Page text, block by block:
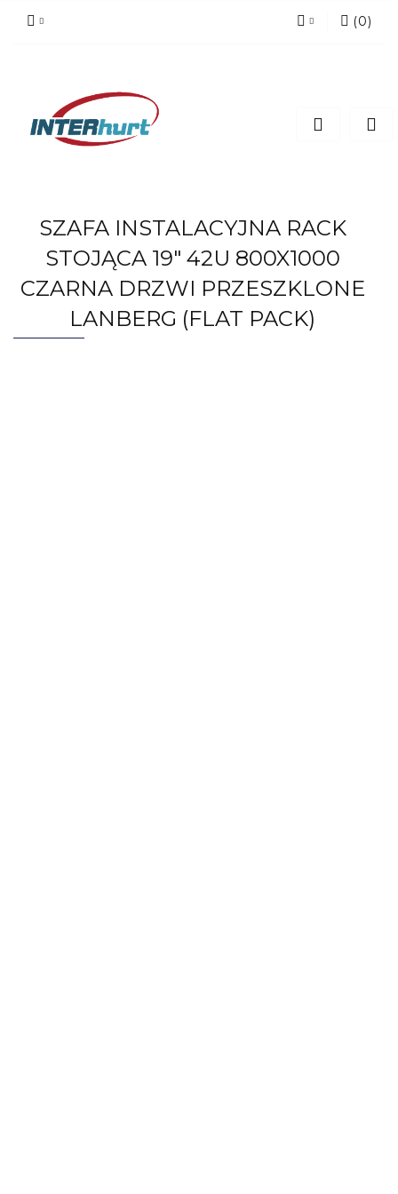
(0)
SZAFA INSTALACYJNA RACK
STOJĄCA 19" 42U 800X1000
CZARNA DRZWI PRZESZKLONE
LANBERG (FLAT PACK)